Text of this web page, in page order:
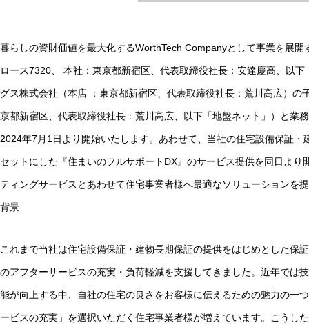
暮らしの資財価値を最大化するWorthTech Companyとして事業を展
ロース7320、 本社：東京都新宿区、代表取締役社長：安達慶高、以
グス株式会社（本店 ：東京都新宿区、代表取締役社長：荒川高広）の
京都新宿区、代表取締役社長：荒川高広、以下「地盤ネット」）と業
2024年7月1日より開始いたします。あわせて、当社の住宅設備保証
セットにした『住まいのフルサポートDX』のサービス提供を同日よ
ティングサービスとあわせて住宅事業者様へ最適なソリューションを
背景
これまで当社は住宅設備保証・建物長期保証の提供をはじめとした保
のアフターサービスの充実・負荷軽減を支援してきました。近年では
能が向上する中、自社の住宅の良さをお客様に伝えるための魅力の一
ービスの充実」を選択いただく住宅事業者様が増えています。こうし